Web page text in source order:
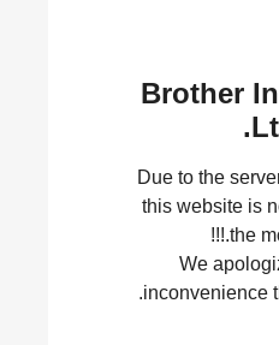
Brother
Due to the
this website is
the
We
inconvenience